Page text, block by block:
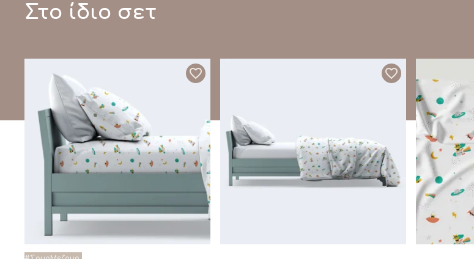
Στο ίδιο σετ